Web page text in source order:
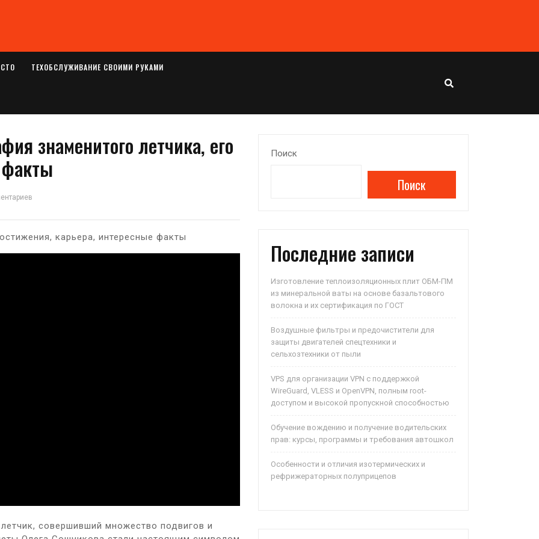
ТЕХОБСЛУЖИВАНИЕ СВОИМИ РУКАМИ
знаменитого летчика, его
совершивший множество подвигов и
Поиск
Поиск
Последние записи
Изготовление теплоизоляционных плит ОБМ-ПМ
из минеральной ваты на основе базальтового
волокна и их сертификация по ГОСТ
Воздушные фильтры и предочистители для
защиты двигателей спецтехники и
сельхозтехники от пыли
VPS для организации VPN с поддержкой
WireGuard, VLESS и OpenVPN, полным root-
доступом и высокой пропускной способностью
Обучение вождению и получение водительских
прав: курсы, программы и требования автошкол
Особенности и отличия изотермических и
рефрижераторных полуприцепов